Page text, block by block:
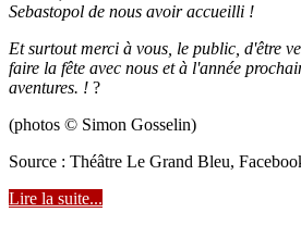
Sebastopol de nous avoir accueilli !
Et surtout merci à vous, le public, d'être
faire la fête avec nous et à l'année
aventures. ! ?
(photos © Simon Gosselin)
Source : Théâtre Le Grand Bleu,
Lire la suite...